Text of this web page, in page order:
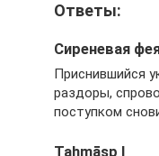
Ответы:
Сиреневая
Приснившийся
раздоры,
поступком
Ṭahmāsp I